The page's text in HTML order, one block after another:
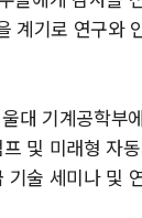
계기로 연구와
대 기계공학부
및 미래형 자
술 세미나 및